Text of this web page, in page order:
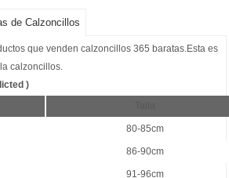
de Calzoncillos
que venden calzoncillos 365 baratas .Esta es
calzoncillos.
)
80-85cm
86-90cm
91-96cm